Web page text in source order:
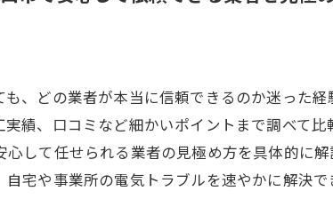
、どの業者が本当に信頼できるのか迷った
績、口コミなど細かいポイントまで調べて
して任せられる業者の見極め方を具体的に
宅や事業所の電気トラブルを速やかに解決で